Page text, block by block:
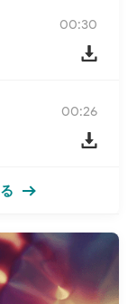
00:30
00:26